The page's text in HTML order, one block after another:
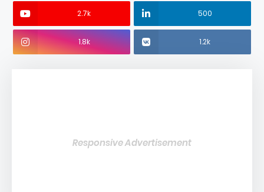
2.7k 500
1.8k 1.2k
Responsive Advertisement